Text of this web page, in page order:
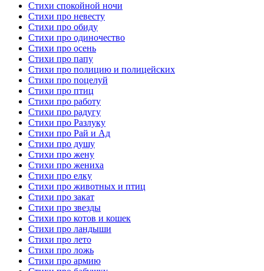
Стихи спокойной ночи
Стихи про невесту
Стихи про обиду
Стихи про одиночество
Стихи про осень
Стихи про папу
Стихи про полицию и полицейских
Стихи про поцелуй
Стихи про птиц
Стихи про работу
Стихи про радугу
Стихи про Разлуку
Стихи про Рай и Ад
Стихи про душу
Стихи про жену
Стихи про жениха
Стихи про елку
Стихи про животных и птиц
Стихи про закат
Стихи про звезды
Стихи про котов и кошек
Стихи про ландыши
Стихи про лето
Стихи про ложь
Стихи про армию